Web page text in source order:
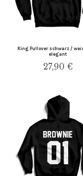
King Pullover schwarz /
elegant
27,90 €